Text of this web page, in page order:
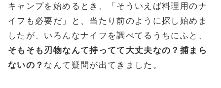
キャンプを始めるとき、「そういえば料理用のナ
イフも必要だ」と、当たり前のように探し始めま
したが、いろんなナイフを調べてるうちにふと、
そもそも刃物なんて持ってて大丈夫なの？捕まら
ないの？ なんて疑問が出てきました。